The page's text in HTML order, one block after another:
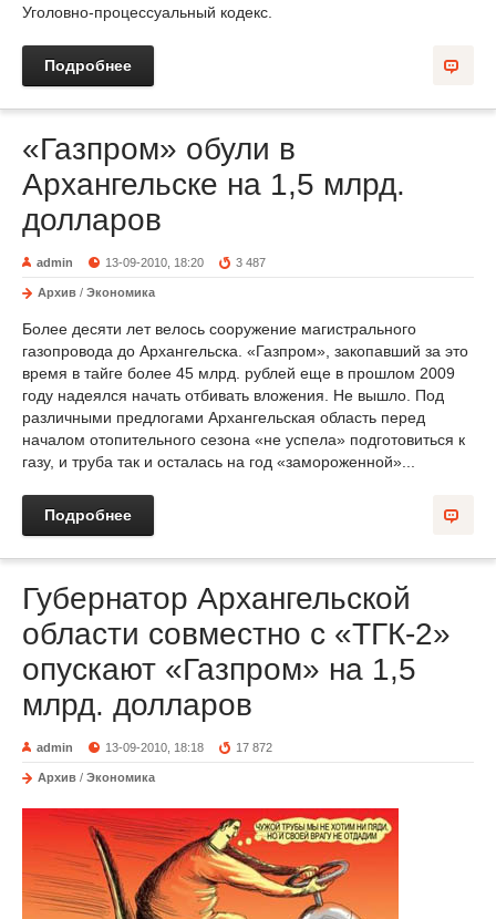
Уголовно-процессуальный кодекс.
Подробнее
«Газпром» обули в
Архангельске на 1,5 млрд.
долларов
admin 13-09-2010, 18:20 3 487
Архив / Экономика
Более десяти лет велось сооружение магистрального
газопровода до Архангельска. «Газпром», закопавший за это
время в тайге более 45 млрд. рублей еще в прошлом 2009
году надеялся начать отбивать вложения. Не вышло. Под
различными предлогами Архангельская область перед
началом отопительного сезона «не успела» подготовиться к
газу, и труба так и осталась на год «замороженной»...
Подробнее
Губернатор Архангельской
области совместно с «ТГК-2»
опускают «Газпром» на 1,5
млрд. долларов
admin 13-09-2010, 18:18 17 872
Архив / Экономика